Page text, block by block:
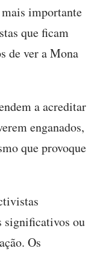
mais importante
que ficam
de ver a Mona
a acreditar
enganados,
que provoque
significativos ou
Os